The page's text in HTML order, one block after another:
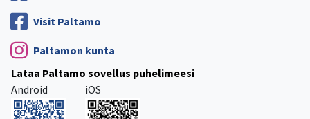
Visit Paltamo
Paltamon kunta
Lataa Paltamo sovellus puhelimeesi
Android
iOS